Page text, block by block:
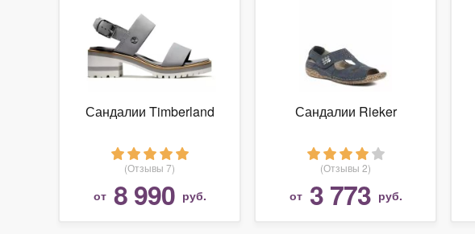
Сандалии Timberland
(Отзывы 7)
от 8 990 руб.
Сандалии Rieker
(Отзывы 2)
от 3 773 руб.